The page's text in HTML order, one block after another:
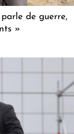
parle de guerre,
»